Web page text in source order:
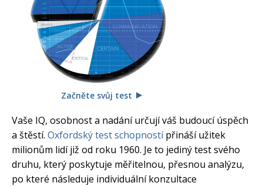
Začněte svůj test
Vaše IQ, osobnost a nadání určují váš budoucí úspěch
a štěstí. Oxfordský test schopnostípřináší užitek
milionům lidí již od roku 1960. Je to jediný test svého
druhu, který poskytuje měřitelnou, přesnou analýzu,
po které následuje individuální konzultace